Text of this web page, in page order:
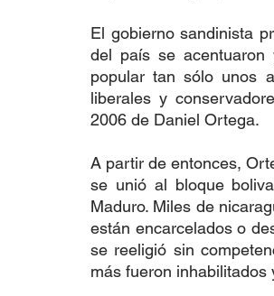
El gobierno sandinista
del país se
popular tan sólo unos
liberales y
2006 de Daniel Ortega.
A partir de entonces,
se unió al bloque
Maduro. Miles de
están encarcelados o
se reeligió sin
más fueron inhabilitados